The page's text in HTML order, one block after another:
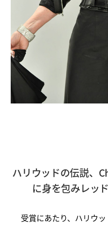
ハリウッドの伝説、
に身を包みレッ
受賞にあたり、ハリウ